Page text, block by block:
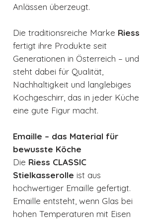
Anlässen überzeugt.
Die traditionsreiche Marke Riess
fertigt ihre Produkte seit
Generationen in Österreich – und
steht dabei für Qualität,
Nachhaltigkeit und langlebiges
Kochgeschirr, das in jeder Küche
eine gute Figur macht.
Emaille – das Material für
bewusste Köche
Die Riess CLASSIC
Stielkasserolle ist aus
hochwertiger Emaille gefertigt.
Emaille entsteht, wenn Glas bei
hohen Temperaturen mit Eisen